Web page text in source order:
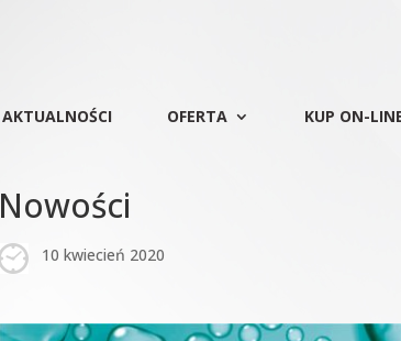
AKTUALNOŚCI OFERTA KUP ON-
Nowości
10 kwiecień 2020